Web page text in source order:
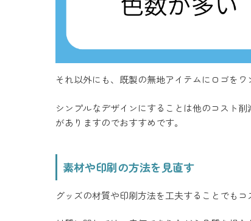
それ以外にも、既製の無地アイテムにロゴを
シンプルなデザインにすることは他のコスト
がありますのでおすすめです。
素材や印刷の方法を見直す
グッズの材質や印刷方法を工夫することでもコ